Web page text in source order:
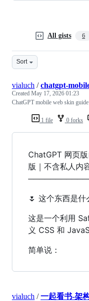
All gists 6
Sort
1 file 0 forks
vialuch /chatgpt-
Created May 17, 2026 01:23
ChatGPT mobile web skin guide
ChatGPT 网页
版｜不含私人内
🌷 这个东西是什
这是一个利用
义 CSS 和
简单说：
vialuch /一起看书-架